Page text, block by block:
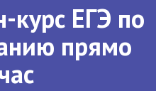
курс ЕГЭ по
прямо